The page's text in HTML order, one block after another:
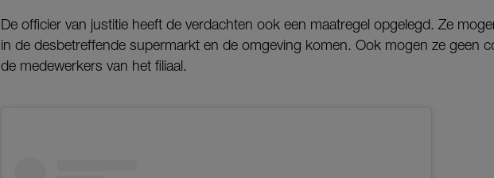
De officier van justitie heeft de verdachten ook een maatregel opgelegd. Ze
in de desbetreffende supermarkt en de omgeving komen. Ook mogen ze geen
de medewerkers van het filiaal.